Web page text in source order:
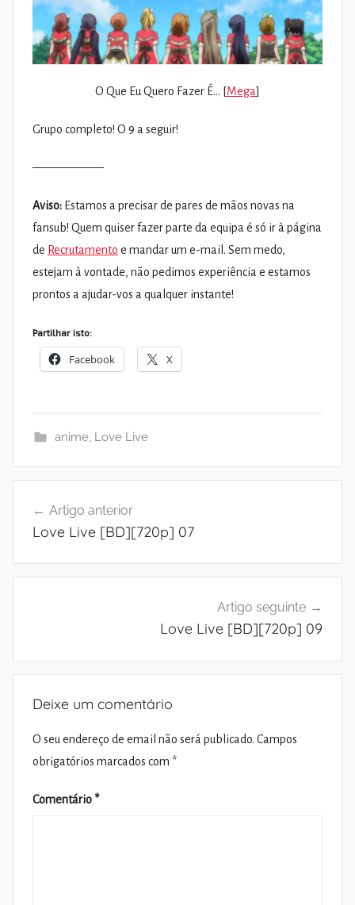
O Que Eu Quero Fazer É… [Mega]
Grupo completo! O 9 a seguir!
——————
Aviso: Estamos a precisar de pares de mãos novas na
fansub! Quem quiser fazer parte da equipa é só ir à página
de Recrutamento e mandar um e-mail. Sem medo,
estejam à vontade, não pedimos experiência e estamos
prontos a ajudar-vos a qualquer instante!
Partilhar isto:
Facebook X
anime, Love Live
de
Artigo anterior
Love Live [BD][720p] 07
Artigo seguinte
Love Live [BD][720p] 09
Deixe um comentário
O seu endereço de email não será publicado. Campos
obrigatórios marcados com *
Comentário *